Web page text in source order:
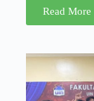
Read More